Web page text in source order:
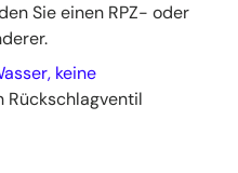
Sie einen RPZ- oder
keine
Rückschlagventil